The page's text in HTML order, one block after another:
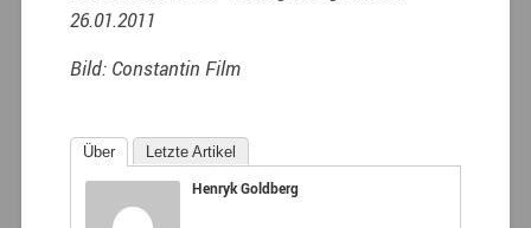
26.01.2011
Bild: Constantin Film
Über Letzte Artikel
Henryk Goldberg